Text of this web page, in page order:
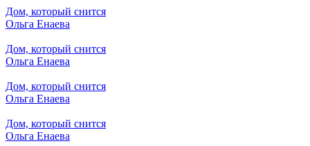
Дом, который снится
Ольга Енаева
Дом, который снится
Ольга Енаева
Дом, который снится
Ольга Енаева
Дом, который снится
Ольга Енаева